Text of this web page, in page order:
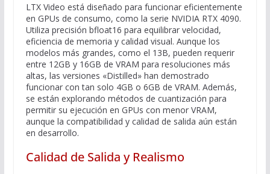
LTX Video está diseñado para funcionar eficientemente
en GPUs de consumo, como la serie NVIDIA RTX 4090.
Utiliza precisión bfloat16 para equilibrar velocidad,
eficiencia de memoria y calidad visual. Aunque los
modelos más grandes, como el 13B, pueden requerir
entre 12GB y 16GB de VRAM para resoluciones más
altas, las versiones «Distilled» han demostrado
funcionar con tan solo 4GB o 6GB de VRAM. Además,
se están explorando métodos de cuantización para
permitir su ejecución en GPUs con menor VRAM,
aunque la compatibilidad y calidad de salida aún están
en desarrollo.
Calidad de Salida y Realismo